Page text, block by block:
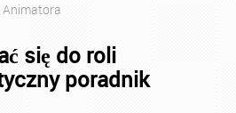
się do roli
poradnik